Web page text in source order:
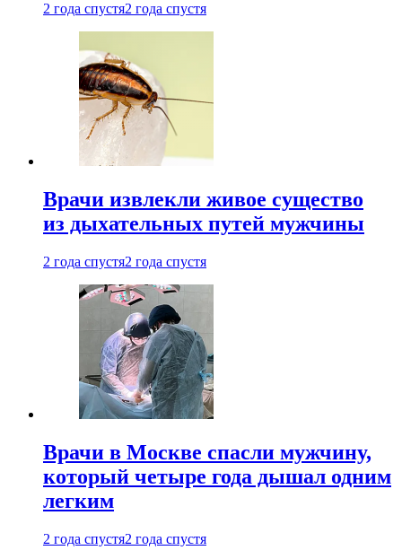
2 года спустя2 года спустя
Врачи извлекли живое существо
из дыхательных путей мужчины
2 года спустя2 года спустя
Врачи в Москве спасли мужчину,
который четыре года дышал одним
легким
2 года спустя2 года спустя